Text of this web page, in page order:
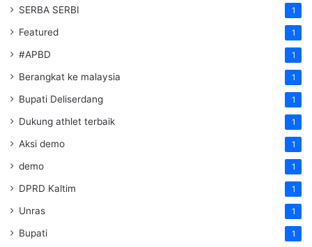
SERBA SERBI 1
Featured 1
#APBD 1
Berangkat ke malaysia 1
Bupati Deliserdang 1
Dukung athlet terbaik 1
Aksi demo 1
demo 1
DPRD Kaltim 1
Unras 1
Bupati 1